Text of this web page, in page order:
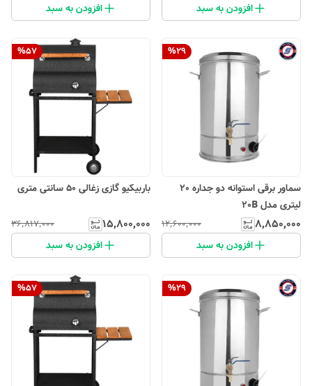
افزودن به سبد افزودن به سبد
%29
سماور برقی استوانه دو جداره 20
لیتری مدل 20B
۸٬۸۵۰٬۰۰۰ ۱۲٬۶۰۰٬۰۰۰
افزودن به سبد
%57
باربیکیو گازی زغالی 50 سانتی متری
۱۵٬۸۰۰٬۰۰۰ ۳۶٬۸۱۷٬۰۰۰
افزودن به سبد
%29
%57